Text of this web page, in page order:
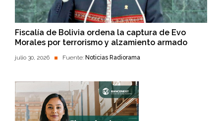
Fiscalía de Bolivia ordena la captura de Evo
Morales por terrorismo y alzamiento armado
julio 30, 2026 Fuente: Noticias Radiorama